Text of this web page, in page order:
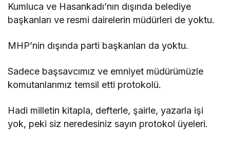
Kumluca ve Hasankadı’nın dışında belediye
başkanları ve resmi dairelerin müdürleri de yoktu.
MHP’nin dışında parti başkanları da yoktu.
Sadece başsavcımız ve emniyet müdürümüzle
komutanlarımız temsil etti protokolü.
Hadi milletin kitapla, defterle, şairle, yazarla işi
yok, peki siz neredesiniz sayın protokol üyeleri.